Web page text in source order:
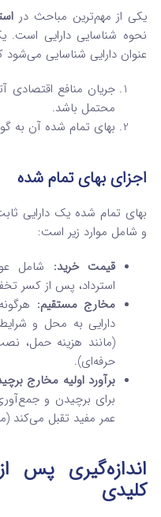
یکی از مهم‌ترین مباحث در
نحوه شناسایی دارایی است.
عنوان دارایی شناسایی می‌شود
جریان منافع اقتصادی
محتمل باشد.
بهای تمام شده آن به
اجزای بهای تمام شده
بهای تمام شده یک دارایی
و شامل موارد زیر است:
قیمت خرید: شامل
استرداد، پس از کسر
مخارج مستقیم:
دارایی به محل و
(مانند هزینه حمل،
حرفه‌ای).
برآورد اولیه مخارج
برای برچیدن و
عمر مفید تقبل می‌کند
اندازه‌گیری پس
کلیدی